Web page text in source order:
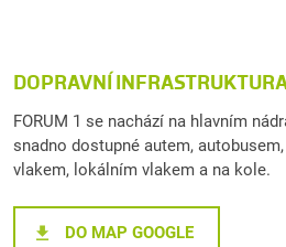
DOPRAVNÍ
FORUM 1 se nachází na hlavním
snadno dostupné autem,
vlakem, lokálním vlakem a na kole.
DO MAP GOOGLE